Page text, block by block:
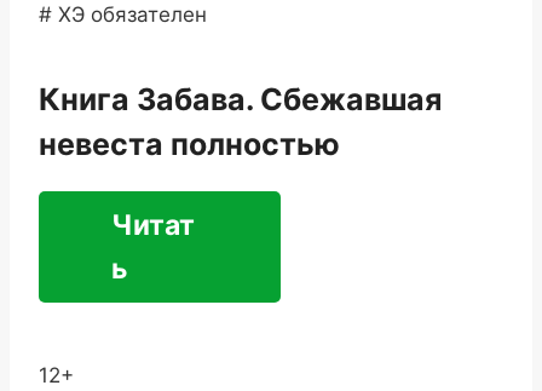
# ХЭ обязателен
Книга Забава. Сбежавшая
невеста полностью
Читат
ь
12+